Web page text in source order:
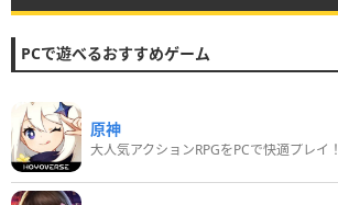
PCで遊べるおすすめゲーム
原神
大人気アクションRPGをPCで快適プレイ！